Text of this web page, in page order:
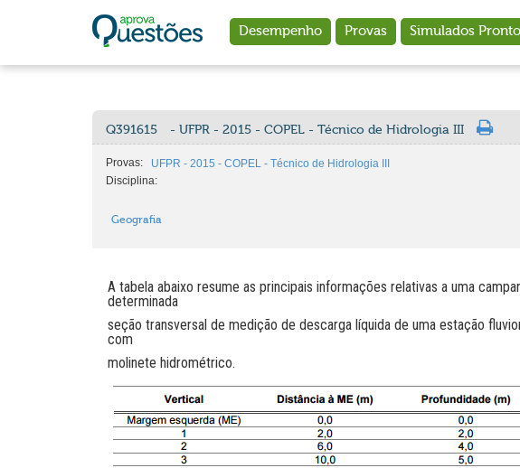
Desempenho Provas Simulados
Q391615 - UFPR - 2015 - COPEL - Técnico de Hidrologia III
Provas:
UFPR - 2015 - COPEL - Técnico de Hidrologia III
Disciplina:
Geografia
A tabela abaixo resume as principais informações relativas a uma
determinada
seção transversal de medição de descarga líquida de uma estação
com
molinete hidrométrico.